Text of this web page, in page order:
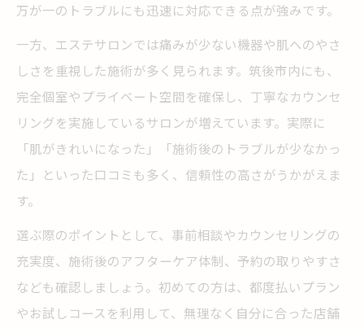
万が一のトラブルにも迅速に対応できる点が強みです。
一方、エステサロンでは痛みが少ない機器や肌へのやさ
しさを重視した施術が多く見られます。筑後市内にも、
完全個室やプライベート空間を確保し、丁寧なカウンセ
リングを実施しているサロンが増えています。実際に
「肌がきれいになった」「施術後のトラブルが少なかっ
た」といった口コミも多く、信頼性の高さがうかがえま
す。
選ぶ際のポイントとして、事前相談やカウンセリングの
充実度、施術後のアフターケア体制、予約の取りやすさ
なども確認しましょう。初めての方は、都度払いプラン
やお試しコースを利用して、無理なく自分に合った店舗